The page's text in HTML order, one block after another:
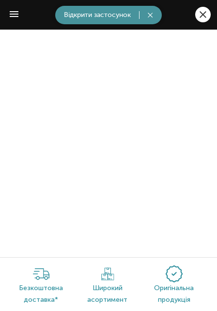
Безкоштовна
доставка*
Широкий
асортимент
Оригінальна
продукція
Відкрити застосунок